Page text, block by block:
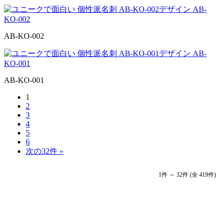
AB-KO-002
AB-KO-001
1
2
3
4
5
6
次の32件 »
1件 ～ 32件 (全 419件)